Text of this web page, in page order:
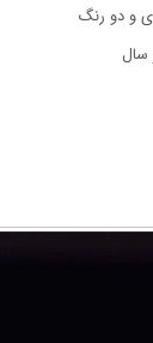
و دو رنگ
سال